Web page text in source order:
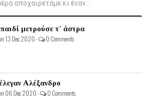
αποχαιρετάμε κι έναν...
μετρούσε τ' άστρα
13 Dec 2020 - 0 Comments
Αλέξανδρο
06 Dec 2020 - 0 Comments